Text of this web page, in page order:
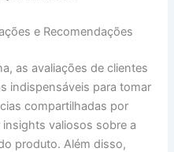
e Recomendações
as avaliações de clientes
indispensáveis para tomar
compartilhadas por
valiosos sobre a
produto. Além disso,